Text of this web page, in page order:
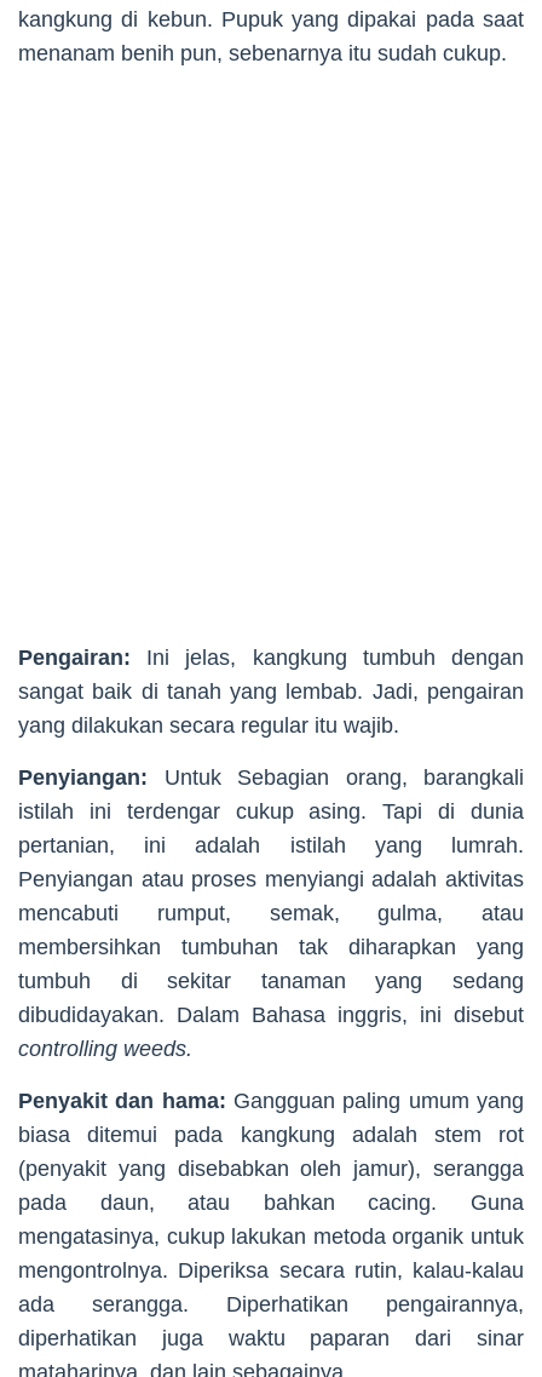
kangkung di kebun. Pupuk yang dipakai pada saat
menanam benih pun, sebenarnya itu sudah cukup.
Pengairan: Ini jelas, kangkung tumbuh dengan
sangat baik di tanah yang lembab. Jadi, pengairan
yang dilakukan secara regular itu wajib.
Penyiangan: Untuk Sebagian orang, barangkali
istilah ini terdengar cukup asing. Tapi di dunia
pertanian, ini adalah istilah yang lumrah.
Penyiangan atau proses menyiangi adalah aktivitas
mencabuti rumput, semak, gulma, atau
membersihkan tumbuhan tak diharapkan yang
tumbuh di sekitar tanaman yang sedang
dibudidayakan. Dalam Bahasa inggris, ini disebut
controlling weeds.
Penyakit dan hama: Gangguan paling umum yang
biasa ditemui pada kangkung adalah stem rot
(penyakit yang disebabkan oleh jamur), serangga
pada daun, atau bahkan cacing. Guna
mengatasinya, cukup lakukan metoda organik untuk
mengontrolnya. Diperiksa secara rutin, kalau-kalau
ada serangga. Diperhatikan pengairannya,
diperhatikan juga waktu paparan dari sinar